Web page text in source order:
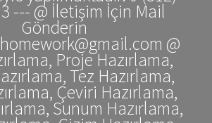
--- @ İletişim İçin Mail
Gönderin
@
Proje Hazırlama,
Tez Hazırlama,
Çeviri Hazırlama,
Sunum Hazırlama,